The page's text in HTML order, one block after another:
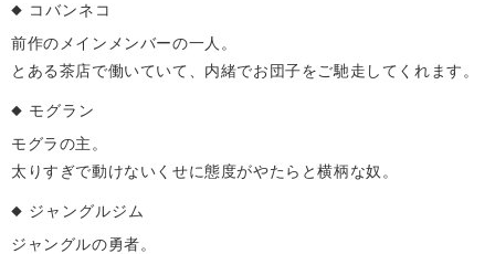
コバンネコ
前作のメインメンバーの一人。
とある茶店で働いていて、内緒でお団子をご馳走してくれます。
モグラン
モグラの主。
太りすぎで動けないくせに態度がやたらと横柄な奴。
ジャングルジム
ジャングルの勇者。